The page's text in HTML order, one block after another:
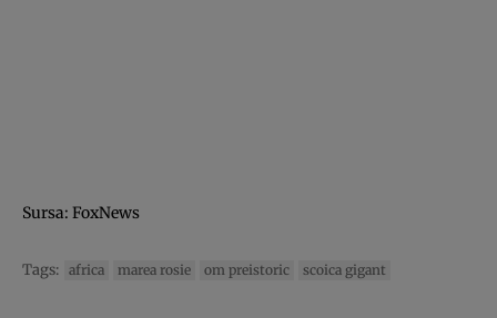
Sursa: FoxNews
Tags: africa marea rosie om preistoric scoica gigant